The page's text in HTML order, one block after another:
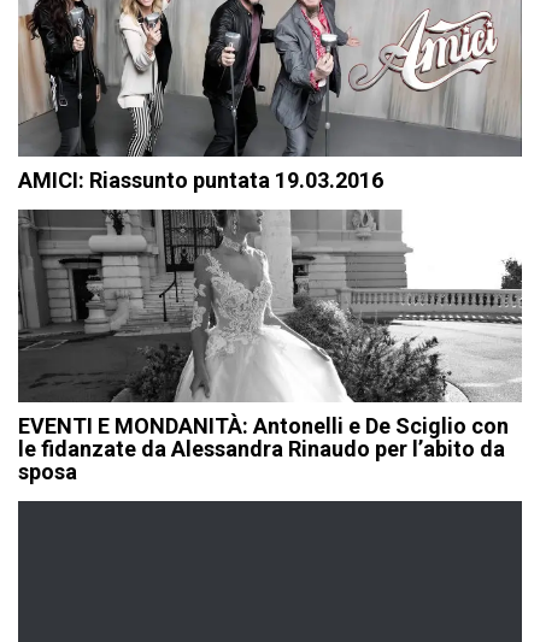
AMICI: Riassunto puntata 19.03.2016
EVENTI E MONDANITÀ: Antonelli e De Sciglio con
le fidanzate da Alessandra Rinaudo per l’abito da
sposa